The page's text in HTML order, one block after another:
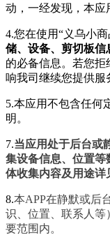
动，一经发现，本应
4.您在使用“义乌小
储、设备、剪切板信
的必备信息。若您
响我司继续您提供服
5.本应用不包含任何
明。
7.当应用处于后台或
集设备信息、位置等
体收集内容及用途详
8.本APP在静默或后
识、位置、联系人等
要范围内。